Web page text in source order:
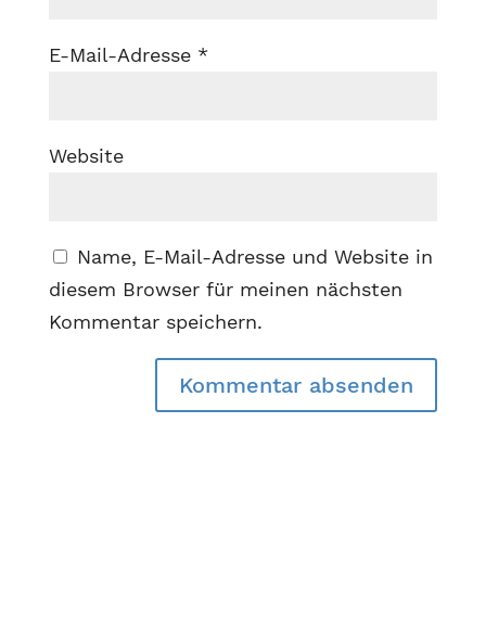
E-Mail-Adresse *
Website
Name, E-Mail-Adresse und Website in
diesem Browser für meinen nächsten
Kommentar speichern.